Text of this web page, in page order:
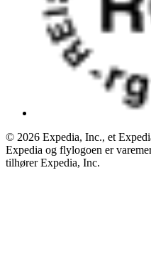
© 2026 Expedia, Inc., et
Expedia og flylogoen er
tilhører Expedia, Inc.